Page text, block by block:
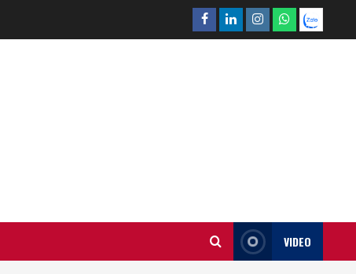
Facebook
LinkedinInstagram
What’sapp
Zalo
VIDEO